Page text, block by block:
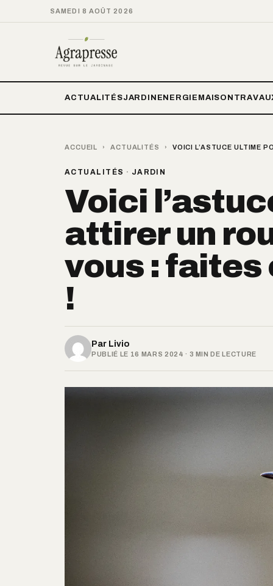
SAMEDI 8 AOÛT 2026
ACTUALITÉSJARDIN ENERGIE MAISON
ACCUEIL › ACTUALITÉS › VOICI L’ASTUCE ULTIME
ACTUALITÉS · JARDIN
Voici
attirer un
vous : faites
!
Par Livio
PUBLIÉ LE 16 MARS 2024 · 3 MIN DE LECTURE